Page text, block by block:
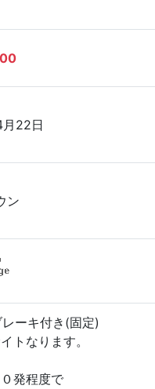
22日
ン
ーキ付き(固定)
トなります。
発程度で